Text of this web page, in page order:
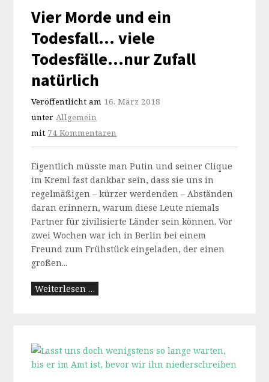
Vier Morde und ein
Todesfall… viele
Todesfälle…nur Zufall
natürlich
Veröffentlicht am 16. März 2018
unterAllgemein
mit 74 Kommentaren
Eigentlich müsste man Putin und seiner Clique
im Kreml fast dankbar sein, dass sie uns in
regelmäßigen – kürzer werdenden – Abständen
daran erinnern, warum diese Leute niemals
Partner für zivilisierte Länder sein können. Vor
zwei Wochen war ich in Berlin bei einem
Freund zum Frühstück eingeladen, der einen
großen...
Weiterlesen …